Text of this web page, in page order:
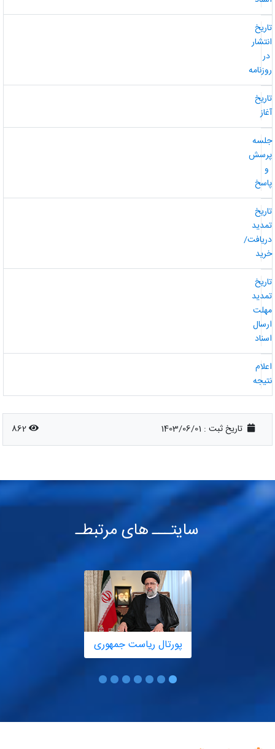
تاریخ ثبت : 1403/06/01
862
سایتـــ های مرتبطـ
پورتال ریاست جمهوری